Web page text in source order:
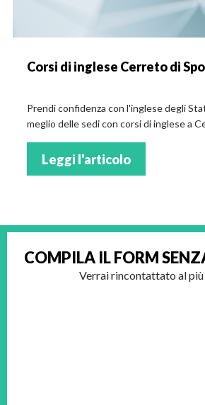
Corsi di inglese Cerreto di
Prendi confidenza con l'inglese degli
meglio delle sedi con corsi di inglese
Leggi l'articolo
COMPILA IL FORM
Verrai rincontattato al